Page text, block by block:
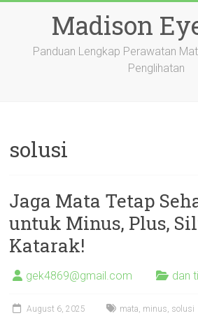
Madison
Panduan Lengkap Perawatan
Penglihatan
solusi
Jaga Mata Tetap
untuk Minus, Plus,
Katarak!
gek4869@gmail.com dan
August 6, 2025 mata, minus, solusi